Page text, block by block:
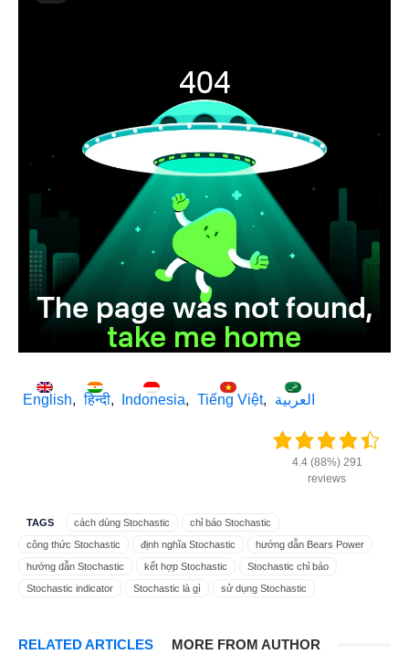
English हिन्दी Indonesia Tiếng Việt العربية
4.4 (88%) 291
reviews
TAGS cách dùng Stochastic
chỉ báo Stochastic
công thức Stochastic
định nghĩa Stochastic
hướng dẫn Bears Power
hướng dẫn Stochastic
kết hợp Stochastic
Stochastic chỉ báo
Stochastic indicator
Stochastic là gì
sử dụng Stochastic
RELATED ARTICLES MORE FROM AUTHOR